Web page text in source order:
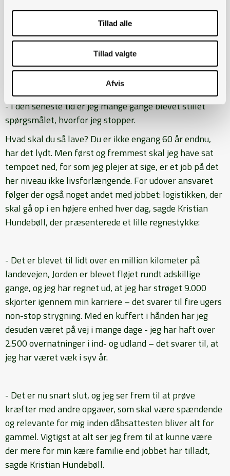
Tillad alle
Tillad valgte
Afvis
Kristian Hundebøll lagde i sin tale vægt på, at dagen var
helt speciel for ham, og at den var vemodig men
samtidig så han frem til med glæde, hvad der nu
Hvorfor stoppe?
- I den seneste tid er jeg mange gange blevet stillet
spørgsmålet, hvorfor jeg stopper.
Hvad skal du så lave? Du er ikke engang 60 år endnu,
har det lydt. Men først og fremmest skal jeg have sat
tempoet ned, for som jeg plejer at sige, er et job på det
her niveau ikke livsforlængende. For udover ansvaret
følger der også noget andet med jobbet: logistikken, der
skal gå op i en højere enhed hver dag, sagde Kristian
Hundebøll, der præsenterede et lille regnestykke:
- Det er blevet til lidt over en million kilometer på
landevejen, Jorden er blevet fløjet rundt adskillige
gange, og jeg har regnet ud, at jeg har strøget 9.000
skjorter igennem min karriere – det svarer til fire ugers
non-stop strygning. Med en kuffert i hånden har jeg
desuden været på vej i mange dage - jeg har haft over
2.500 overnatninger i ind- og udland – det svarer til, at
jeg har været væk i syv år.
- Det er nu snart slut, og jeg ser frem til at prøve
kræfter med andre opgaver, som skal være spændende
og relevante for mig inden dåbsattesten bliver alt for
gammel. Vigtigst at alt ser jeg frem til at kunne være
der mere for min kære familie end jobbet har tilladt,
sagde Kristian Hundebøll.